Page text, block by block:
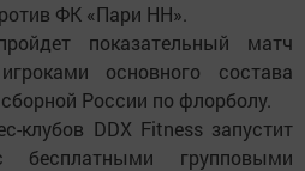
ФК «Пари НН».
показательный матч
основного состава
России по флорболу.
клубов DDX Fitness запустит
бесплатными групповыми